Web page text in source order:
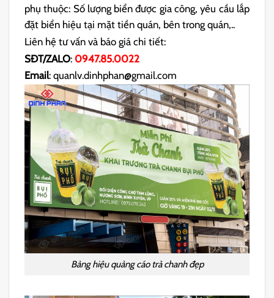
phụ thuộc: Số lượng biển được gia công, yêu cầu lắp
đặt biển hiệu tại mặt tiền quán, bên trong quán,..
Liên hệ tư vấn và báo giá chi tiết:
SĐT/ZALO: 0947.85.0022
Email: quanlv.dinhphan@gmail.com
Bảng hiệu quảng cáo trà chanh đẹp